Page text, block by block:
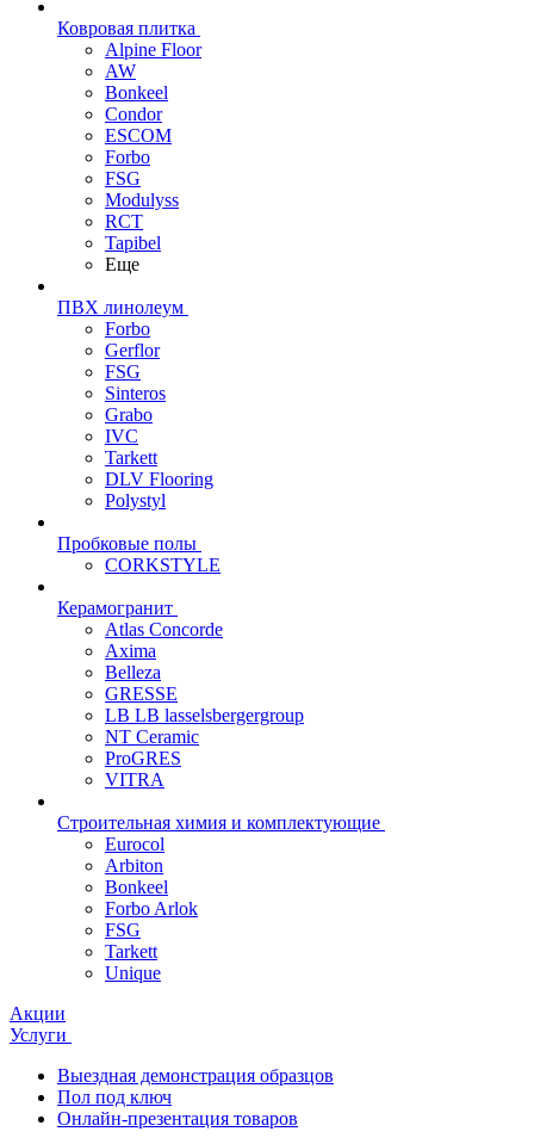
Ковровая плитка
Alpine Floor
AW
Bonkeel
Condor
ESCOM
Forbo
FSG
Modulyss
RCT
Tapibel
Еще
ПВХ линолеум
Forbo
Gerflor
FSG
Sinteros
Grabo
IVC
Tarkett
DLV Flooring
Polystyl
Пробковые полы
CORKSTYLE
Керамогранит
Atlas Concorde
Axima
Belleza
GRESSE
LB LB lasselsbergergroup
NT Ceramic
ProGRES
VITRA
Строительная химия и комплектующие
Eurocol
Arbiton
Bonkeel
Forbo Arlok
FSG
Tarkett
Unique
Акции
Услуги
Выездная демонстрация образцов
Пол под ключ
Онлайн-презентация товаров